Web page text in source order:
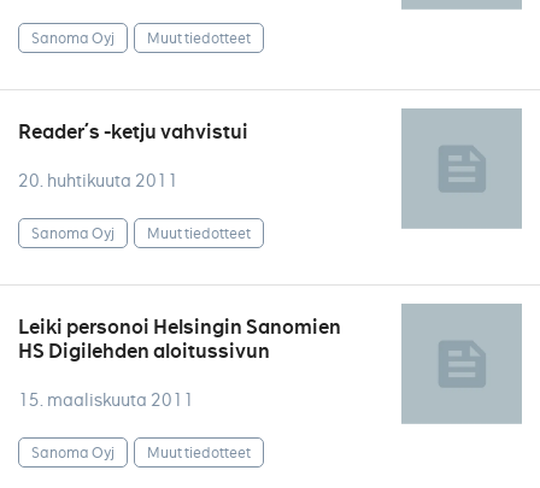
Sanoma Oyj Muut tiedotteet
Reader´s -ketju vahvistui
20. huhtikuuta 2011
Sanoma Oyj Muut tiedotteet
Leiki personoi Helsingin Sanomien
HS Digilehden aloitussivun
15. maaliskuuta 2011
Sanoma Oyj Muut tiedotteet